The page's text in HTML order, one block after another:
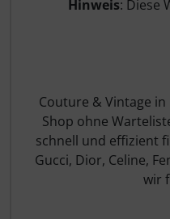
Hinweis: Diese
Couture & Vintage
Shop ohne
schnell und effizient
Gucci, Dior, Celine,
wir